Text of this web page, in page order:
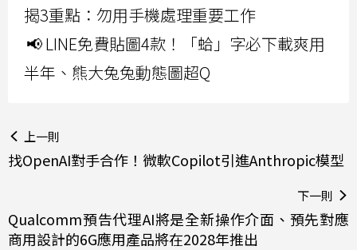
揭3重點：勿用手機處理重要工作
📢 LINE免費貼圖4款！「蛤」字必下載爽用
半年、熊大兔兔動態圖超Q
上一則
找OpenAI對手合作！微軟Copilot引進Anthropic模型
下一則
Qualcomm預告代理AI將是全新操作介面、預先對應
商用設計的6G應用產品將在2028年推出